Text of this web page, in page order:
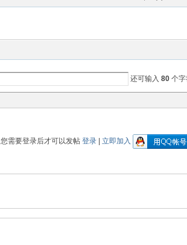
还可输入 80 个
您需要登录后才可以发帖 登录| 立即加入